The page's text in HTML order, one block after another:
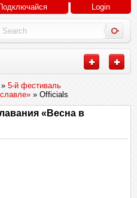
Login
» 5-й фестиваль
» Officials
«Весна в